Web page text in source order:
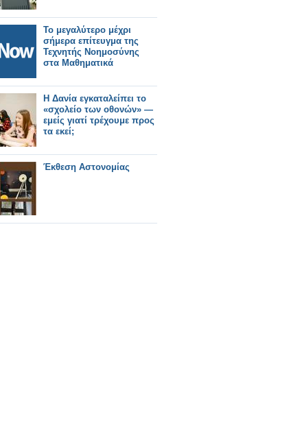
Το μεγαλύτερο μέχρι
σήμερα επίτευγμα της
Τεχνητής Νοημοσύνης
στα Μαθηματικά
Η Δανία εγκαταλείπει το
«σχολείο των οθονών» —
εμείς γιατί τρέχουμε προς
τα εκεί;
Έκθεση Αστονομίας